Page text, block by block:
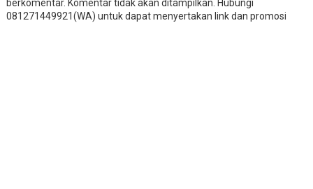
berkomentar. Komentar tidak akan ditampilkan. Hubungi
081271449921(WA) untuk dapat menyertakan link dan promosi